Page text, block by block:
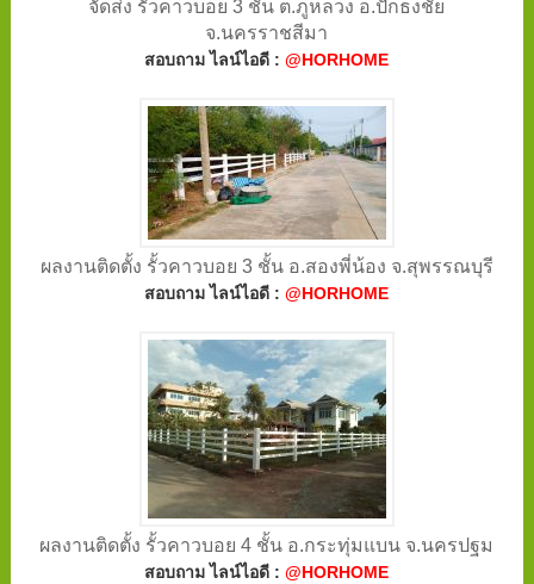
จัดส่ง รั้วคาวบอย 3 ชั้น ต.ภูหลวง อ.ปักธงชัย
จ.นครราชสีมา
สอบถาม ไลน์ไอดี :@HORHOME
ผลงานติดตั้ง รั้วคาวบอย 3 ชั้น อ.สองพี่น้อง จ.สุพรรณบุรี
สอบถาม ไลน์ไอดี :@HORHOME
ผลงานติดตั้ง รั้วคาวบอย 4 ชั้น อ.กระทุ่มแบน จ.นครปฐม
สอบถาม ไลน์ไอดี :@HORHOME